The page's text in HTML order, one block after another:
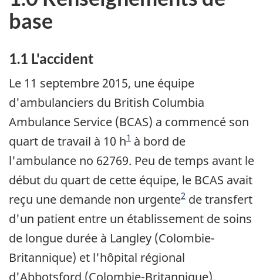
base
1.1 L'accident
Le 11 septembre 2015, une équipe
d'ambulanciers du British Columbia
Ambulance Service (BCAS) a commencé son
quart de travail à 10 h
Note de bas de page
1 à bord de
l'ambulance no 62769. Peu de temps avant le
début du quart de cette équipe, le BCAS avait
reçu une demande non urgente
Note de bas de page
2 de transfert
d'un patient entre un établissement de soins
de longue durée à Langley (Colombie-
Britannique) et l'hôpital régional
d'Abbotsford (Colombie-Britannique).